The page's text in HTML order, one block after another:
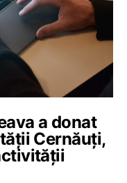
a donat
Cernăuţi,